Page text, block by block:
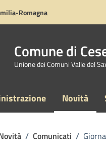
Romagna
Comune di
Unione dei Comuni Valle del
Novità
/ Comunicati /